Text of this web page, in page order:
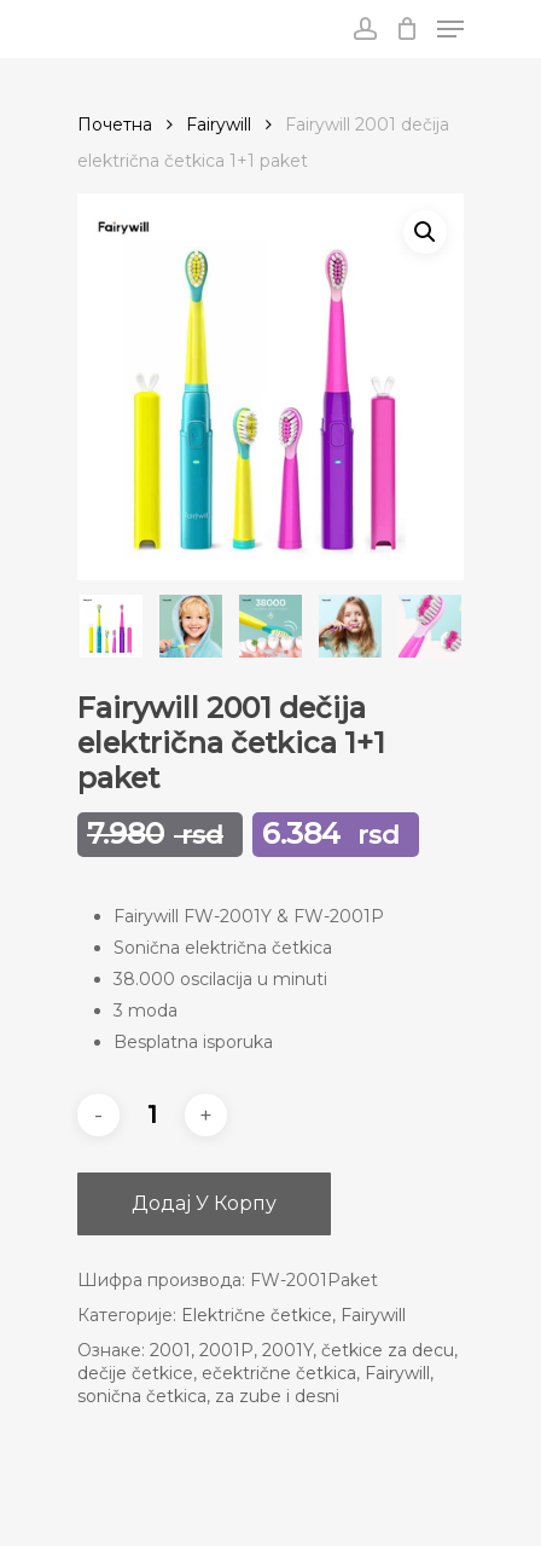
Menu
Почетна Fairywill
Fairywill 2001 dečija
električna četkica 1+1 paket
Fairywill 2001 dečija
električna četkica 1+1
paket
7.980 rsd
Оригинална
је
била:
7.980
6.384 rsd
Fairywill FW-2001Y & FW-2001P
Sonična električna četkica
38.000 oscilacija u minuti
3 moda
Besplatna isporuka
Додај У Корпу
Шифра производа: FW-2001Paket
Категорије: Električne četkice, Fairywill
Ознаке: 2001, 2001P, 2001Y, četkice za decu,
dečije četkice, ečektrične četkica, Fairywill,
sonična četkica, za zube i desni